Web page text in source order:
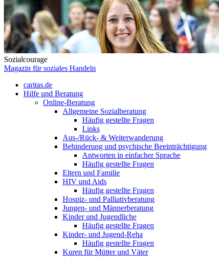
Sozialcourage
Magazin für soziales Handeln
caritas.de
Hilfe und Beratung
Online-Beratung
Allgemeine Sozialberatung
Häufig gestellte Fragen
Links
Aus-/Rück- & Weiterwanderung
Behinderung und psychische Beeinträchtigung
Antworten in einfacher Sprache
Häufig gestellte Fragen
Eltern und Familie
HIV und Aids
Häufig gestellte Fragen
Hospiz- und Palliativberatung
Jungen- und Männerberatung
Kinder und Jugendliche
Häufig gestellte Fragen
Kinder- und Jugend-Reha
Häufig gestellte Fragen
Kuren für Mütter und Väter